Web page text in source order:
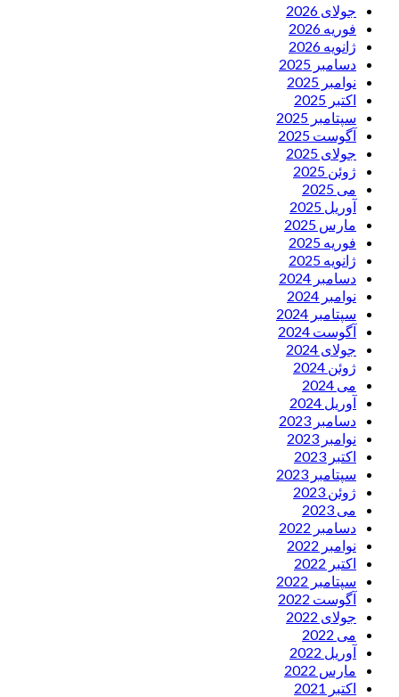
جولای 2026
فوریه 2026
ژانویه 2026
دسامبر 2025
نوامبر 2025
اکتبر 2025
سپتامبر 2025
آگوست 2025
جولای 2025
ژوئن 2025
می 2025
آوریل 2025
مارس 2025
فوریه 2025
ژانویه 2025
دسامبر 2024
نوامبر 2024
سپتامبر 2024
آگوست 2024
جولای 2024
ژوئن 2024
می 2024
آوریل 2024
دسامبر 2023
نوامبر 2023
اکتبر 2023
سپتامبر 2023
ژوئن 2023
می 2023
دسامبر 2022
نوامبر 2022
اکتبر 2022
سپتامبر 2022
آگوست 2022
جولای 2022
می 2022
آوریل 2022
مارس 2022
اکتبر 2021